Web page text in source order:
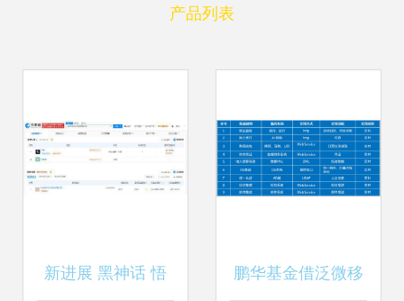
产品列表
新进展 黑神话 悟 鹏华基金借泛微移